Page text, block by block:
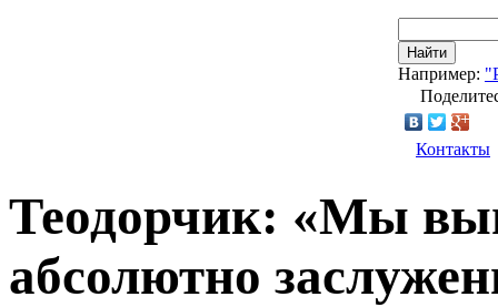
Найти
Например:
Контакты
Теодорчик: «Мы
абсолютно